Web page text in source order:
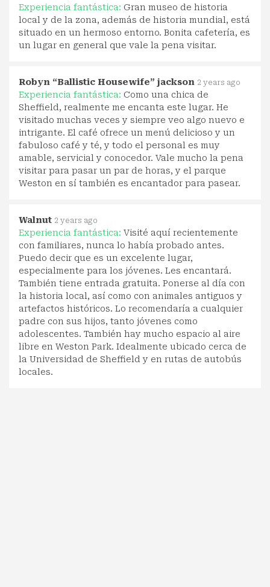
Experiencia fantástica: Gran museo de historia
local y de la zona, además de historia mundial, está
situado en un hermoso entorno. Bonita cafetería, es
un lugar en general que vale la pena visitar.
Robyn “Ballistic Housewife” jackson 2 years ago
Experiencia fantástica: Como una chica de
Sheffield, realmente me encanta este lugar. He
visitado muchas veces y siempre veo algo nuevo e
intrigante. El café ofrece un menú delicioso y un
fabuloso café y té, y todo el personal es muy
amable, servicial y conocedor. Vale mucho la pena
visitar para pasar un par de horas, y el parque
Weston en sí también es encantador para pasear.
Walnut 2 years ago
Experiencia fantástica: Visité aquí recientemente
con familiares, nunca lo había probado antes.
Puedo decir que es un excelente lugar,
especialmente para los jóvenes. Les encantará.
También tiene entrada gratuita. Ponerse al día con
la historia local, así como con animales antiguos y
artefactos históricos. Lo recomendaría a cualquier
padre con sus hijos, tanto jóvenes como
adolescentes. También hay mucho espacio al aire
libre en Weston Park. Idealmente ubicado cerca de
la Universidad de Sheffield y en rutas de autobús
locales.